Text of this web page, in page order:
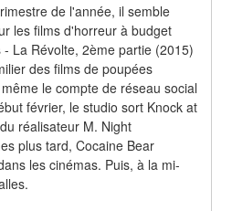
de l'année, il semble
les films d'horreur à budget
La Révolte, 2ème partie (2015)
des films de poupées
le compte de réseau social
février, le studio sort Knock at
réalisateur M. Night
plus tard, Cocaine Bear
les cinémas. Puis, à la mi-